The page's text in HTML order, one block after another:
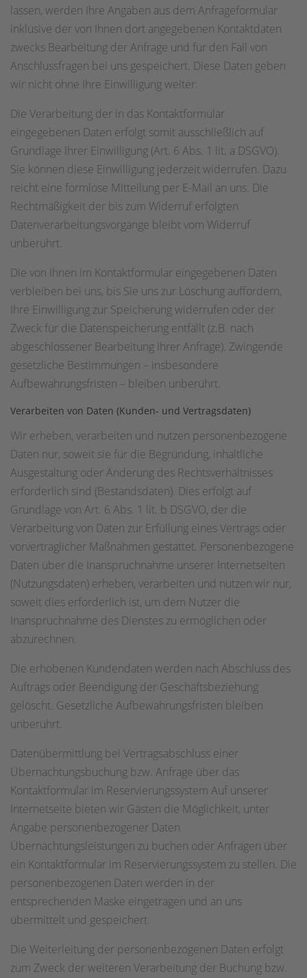
lassen, werden Ihre Angaben aus dem Anfrageformular
inklusive der von Ihnen dort angegebenen Kontaktdaten
zwecks Bearbeitung der Anfrage und für den Fall von
Anschlussfragen bei uns gespeichert. Diese Daten geben
wir nicht ohne Ihre Einwilligung weiter.
Die Verarbeitung der in das Kontaktformular
eingegebenen Daten erfolgt somit ausschließlich auf
Grundlage Ihrer Einwilligung (Art. 6 Abs. 1 lit. a DSGVO).
Sie können diese Einwilligung jederzeit widerrufen. Dazu
reicht eine formlose Mitteilung per E-Mail an uns. Die
Rechtmäßigkeit der bis zum Widerruf erfolgten
Datenverarbeitungsvorgänge bleibt vom Widerruf
unberührt.
Die von Ihnen im Kontaktformular eingegebenen Daten
verbleiben bei uns, bis Sie uns zur Löschung auffordern,
Ihre Einwilligung zur Speicherung widerrufen oder der
Zweck für die Datenspeicherung entfällt (z.B. nach
abgeschlossener Bearbeitung Ihrer Anfrage). Zwingende
gesetzliche Bestimmungen – insbesondere
Aufbewahrungsfristen – bleiben unberührt.
Verarbeiten von Daten (Kunden- und Vertragsdaten)
Wir erheben, verarbeiten und nutzen personenbezogene
Daten nur, soweit sie für die Begründung, inhaltliche
Ausgestaltung oder Änderung des Rechtsverhältnisses
erforderlich sind (Bestandsdaten). Dies erfolgt auf
Grundlage von Art. 6 Abs. 1 lit. b DSGVO, der die
Verarbeitung von Daten zur Erfüllung eines Vertrags oder
vorvertraglicher Maßnahmen gestattet. Personenbezogene
Daten über die Inanspruchnahme unserer Internetseiten
(Nutzungsdaten) erheben, verarbeiten und nutzen wir nur,
soweit dies erforderlich ist, um dem Nutzer die
Inanspruchnahme des Dienstes zu ermöglichen oder
abzurechnen.
Die erhobenen Kundendaten werden nach Abschluss des
Auftrags oder Beendigung der Geschäftsbeziehung
gelöscht. Gesetzliche Aufbewahrungsfristen bleiben
unberührt.
Datenübermittlung bei Vertragsabschluss einer
Übernachtungsbuchung bzw. Anfrage über das
Kontaktformular im Reservierungssystem Auf unserer
Internetseite bieten wir Gästen die Möglichkeit, unter
Angabe personenbezogener Daten
Übernachtungsleistungen zu buchen oder Anfragen über
ein Kontaktformular im Reservierungssystem zu stellen. Die
personenbezogenen Daten werden in der
entsprechenden Maske eingetragen und an uns
übermittelt und gespeichert.
Die Weiterleitung der personenbezogenen Daten erfolgt
zum Zweck der weiteren Verarbeitung der Buchung bzw.